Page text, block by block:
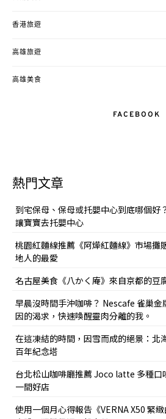
香港旅遊
高雄旅遊
高雄美食
FACEBOOK
熱門文章
到宅保母、保母或托嬰中心到底哪個好
讓寶寶去托嬰中心
桃園紅麵線推薦《阿燁紅麵線》市場攤
地人的最愛
名古屋美食《八かく庵》來自京都的豆
早晨沒時間手沖咖啡？ Nescafe 雀巢
因的渴求，快速喚醒靈肉分離的我。
在這凍結的時間，因雪而成的絕景：北
百年紀念塔
台北松山咖啡廳推薦 Joco latte 多種口
一間好店
使用一個月心得報告《VERNA X50 緊